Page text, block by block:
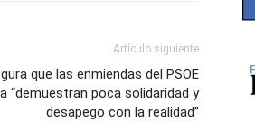
Artículo siguiente
que las enmiendas del PSOE
“demuestran poca solidaridad y
desapego con la realidad”